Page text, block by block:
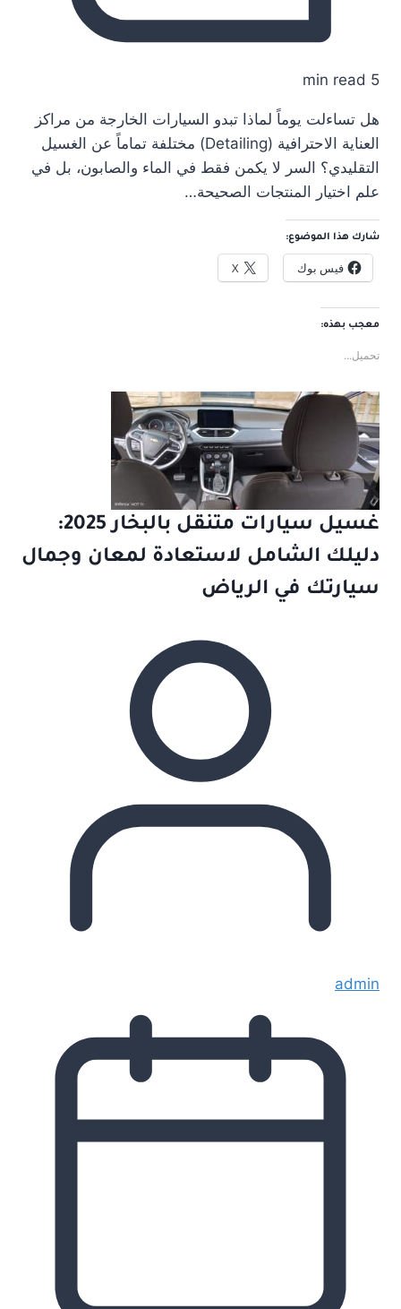
5 min read
هل تساءلت يوماً لماذا تبدو السيارات الخارجة من مراكز
العناية الاحترافية (Detailing) مختلفة تماماً عن الغسيل
التقليدي؟ السر لا يكمن فقط في الماء والصابون، بل في
علم اختيار المنتجات الصحيحة…
شارك هذا الموضوع:
فيس بوك X
معجب بهذه:
تحميل...
غسيل سيارات متنقل بالبخار 2025:
دليلك الشامل لاستعادة لمعان وجمال
سيارتك في الرياض
admin